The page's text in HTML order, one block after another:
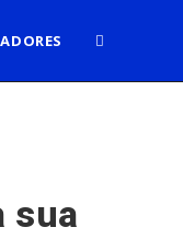
ALTERNAR
sua